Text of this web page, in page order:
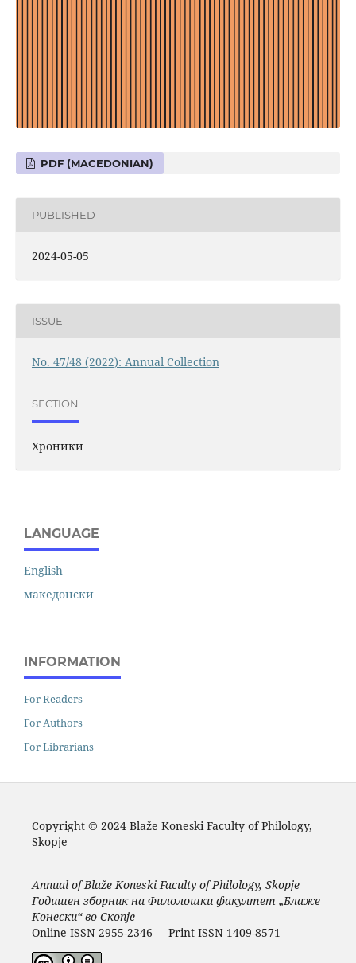
PDF (MACEDONIAN)
PUBLISHED
2024-05-05
ISSUE
No. 47/48 (2022): Annual Collection
SECTION
Хроники
LANGUAGE
English
македонски
INFORMATION
For Readers
For Authors
For Librarians
Copyright © 2024 Blaže Koneski Faculty of Philology,
Skopje
Annual of Blaže Koneski Faculty of Philology, Skopje
Годишен зборник на Филолошки факултет „Блаже
Конески“ во Скопје
Online ISSN 2955-2346 Print ISSN 1409-8571